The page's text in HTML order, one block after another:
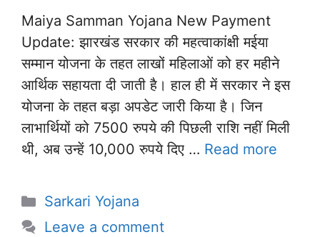
Maiya Samman Yojana New Payment
Update: झारखंड सरकार की महत्वाकांक्षी मईया
सम्मान योजना के तहत लाखों महिलाओं को हर महीने
आर्थिक सहायता दी जाती है। हाल ही में सरकार ने इस
योजना के तहत बड़ा अपडेट जारी किया है। जिन
लाभार्थियों को 7500 रुपये की पिछली राशि नहीं मिली
थी, अब उन्हें 10,000 रुपये दिए … Read more
Categories
Sarkari Yojana
Leave a comment